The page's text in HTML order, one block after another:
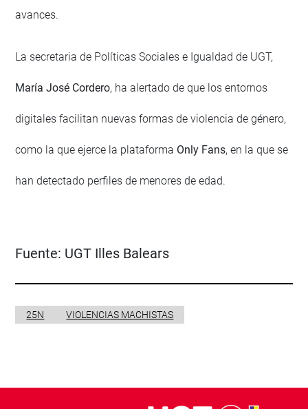
avances.
La secretaria de Políticas Sociales e Igualdad de UGT,
María José Cordero, ha alertado de que los entornos
digitales facilitan nuevas formas de violencia de género,
como la que ejerce la plataforma Only Fans, en la que se
han detectado perfiles de menores de edad.
Fuente: UGT Illes Balears
25N VIOLENCIAS MACHISTAS